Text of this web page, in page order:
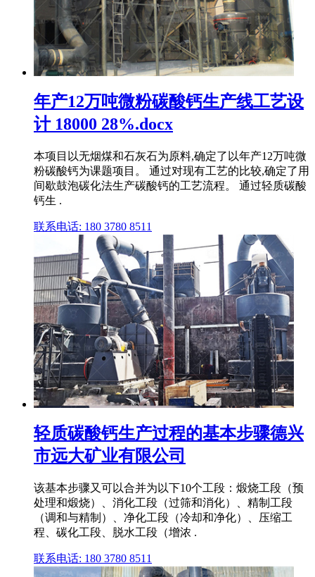
年产12万吨微粉碳酸钙生产线工艺设
计 18000 28%.docx
本项目以无烟煤和石灰石为原料,确定了以年产12万吨微
粉碳酸钙为课题项目。 通过对现有工艺的比较,确定了用
间歇鼓泡碳化法生产碳酸钙的工艺流程。 通过轻质碳酸
钙生 .
联系电话: 180 3780 8511
轻质碳酸钙生产过程的基本步骤德兴
市远大矿业有限公司
该基本步骤又可以合并为以下10个工段：煅烧工段（预
处理和煅烧）、消化工段（过筛和消化）、精制工段
（调和与精制）、净化工段（冷却和净化）、压缩工
程、碳化工段、脱水工段（增浓 .
联系电话: 180 3780 8511